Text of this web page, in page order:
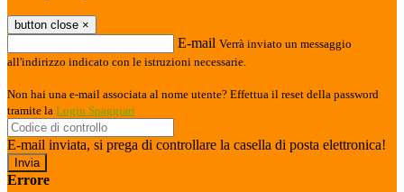
button close ×
E-mail Verrà inviato un messaggio
all'indirizzo indicato con le istruzioni necessarie.
Non hai una e-mail associata al nome utente? Effettua il reset della password
tramite la Login Spaggiari
E-mail inviata, si prega di controllare la casella di posta elettronica!
Errore